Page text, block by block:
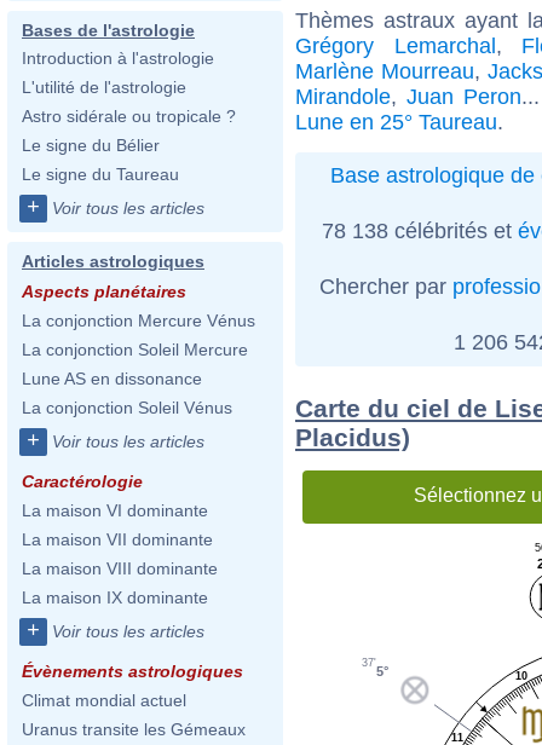
Bases de l'astrologie
Introduction à l'astrologie
L'utilité de l'astrologie
Astro sidérale ou tropicale ?
Le signe du Bélier
Le signe du Taureau
+ Voir tous les articles
Articles astrologiques
Aspects planétaires
La conjonction Mercure Vénus
La conjonction Soleil Mercure
Lune AS en dissonance
La conjonction Soleil Vénus
+ Voir tous les articles
Caractérologie
La maison VI dominante
La maison VII dominante
La maison VIII dominante
La maison IX dominante
+ Voir tous les articles
Évènements astrologiques
Climat mondial actuel
Uranus transite les Gémeaux
Thèmes astraux ayant
Grégory Lemarchal,
Marlène Mourreau,
Mirandole, Juan Peron
Lune en 25° Taureau.
Base astrologique de
78 138 célébrités et
Chercher par
1 206
Carte du ciel de
Placidus)
Sélectionnez
10
11
5°
37'